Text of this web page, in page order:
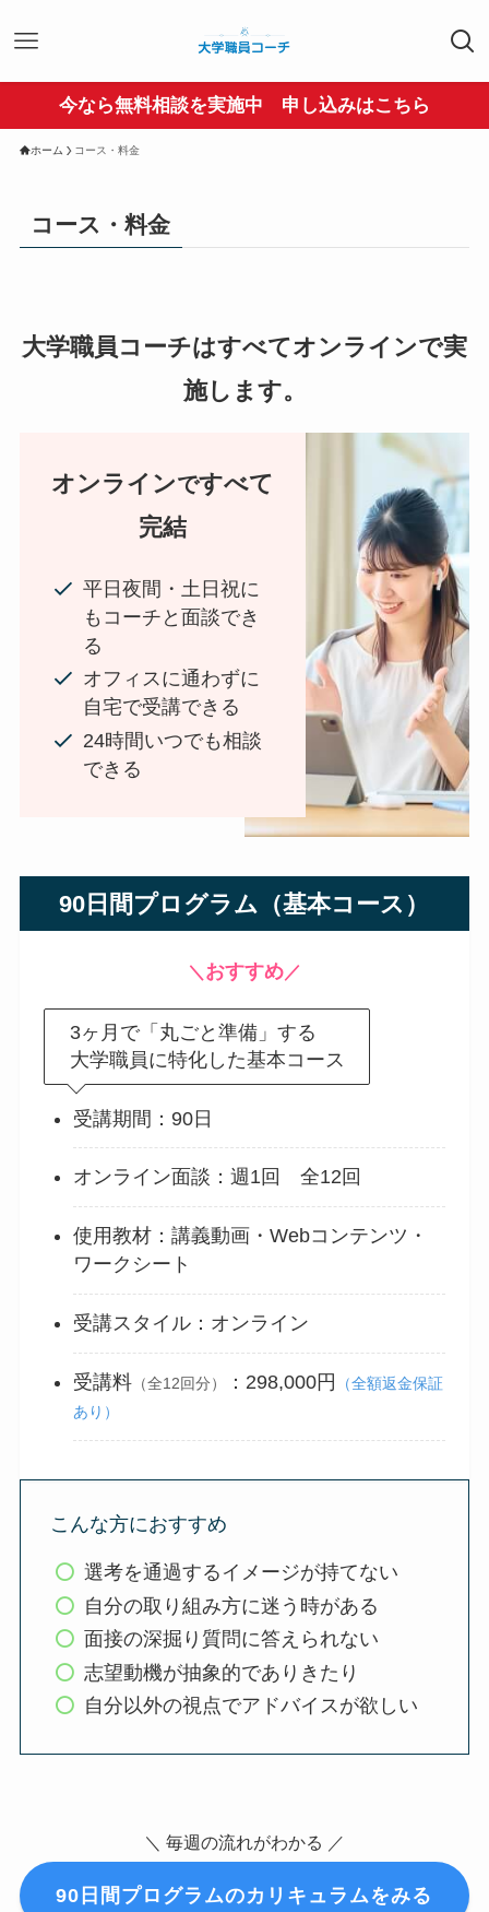
今なら無料相談を実施中 申し込みはこちら
ホーム コース・料金
コース・料金
大学職員コーチはすべてオンラインで実
施します。
オンラインですべて
完結
平日夜間・土日祝に
もコーチと面談でき
る
オフィスに通わずに
自宅で受講できる
24時間いつでも相談
できる
90日間プログラム（基本コース）
＼ おすすめ／
3ヶ月で「丸ごと準備」する
大学職員に特化した基本コース
受講期間：90日
オンライン面談：週1回 全12回
使用教材：講義動画・Webコンテンツ・
ワークシート
受講スタイル：オンライン
受講料 （全12回分） ：298,000円
（全額返金保証
あり）
こんな方におすすめ
選考を通過するイメージが持てない
自分の取り組み方に迷う時がある
面接の深掘り質問に答えられない
志望動機が抽象的でありきたり
自分以外の視点でアドバイスが欲しい
＼ 毎週の流れがわかる ／
90日間プログラムのカリキュラムをみる